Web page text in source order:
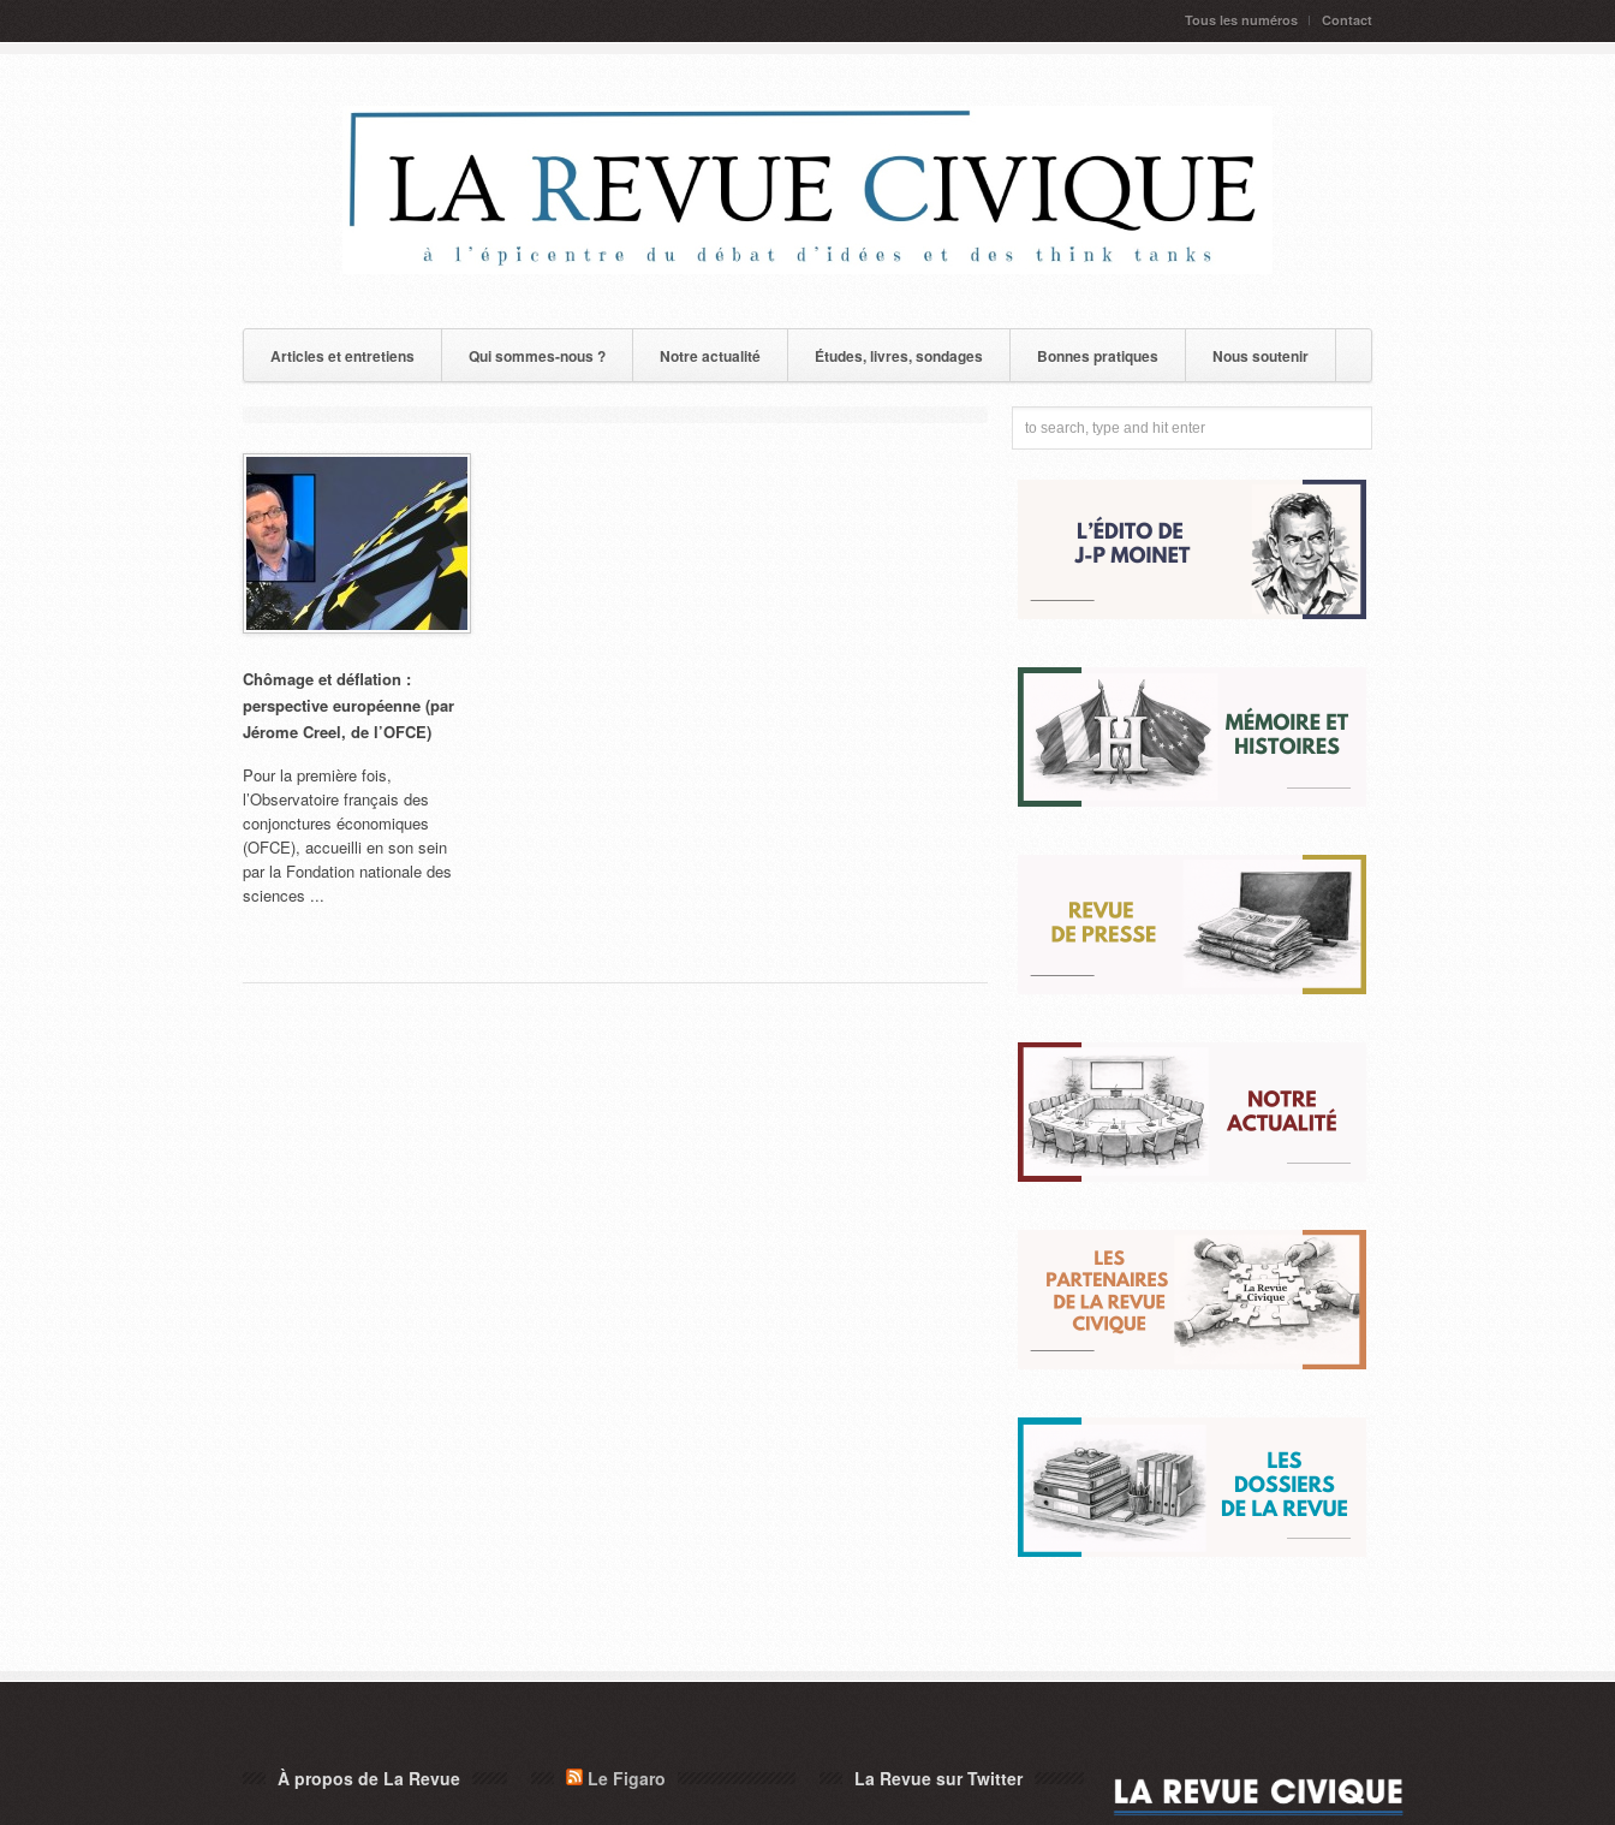
Tous les numéros Contact
Articles et entretiens Qui sommes-nous ? Notre actualité Études, livres, sondages Bonnes pratiques Nous soutenir
Chômage et déflation :
perspective européenne (par
Jérome Creel, de l’OFCE)
Pour la première fois,
l’Observatoire français des
conjonctures économiques
(OFCE), accueilli en son sein
par la Fondation nationale des
sciences ...
À propos de La Revue Le Figaro La Revue sur Twitter